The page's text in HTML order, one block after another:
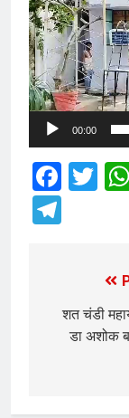
00:00
शत चंडी
डा अशोक